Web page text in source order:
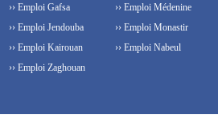
›› Emploi Gafsa
›› Emploi Jendouba
›› Emploi Kairouan
›› Emploi Médenine
›› Emploi Monastir
›› Emploi Nabeul
›› Emploi Zaghouan